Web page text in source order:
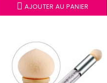
AJOUTER AU PANIER